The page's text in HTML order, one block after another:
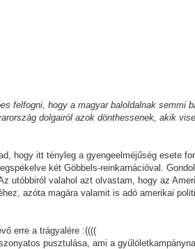
felfogni, hogy a magyar baloldalnak semmi
dolgairól azok dönthessenek, akik
hogy itt tényleg a gyengeelméjűség esete
két Göbbels-reinkarnációval.
utóbbiról valahol azt olvastam, hogy az
azóta magára valamit is adó amerikai
erre a trágyalére :((((
pusztulása, ami a